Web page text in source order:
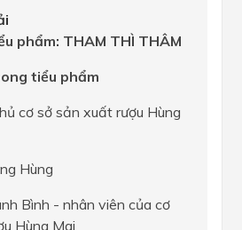
phẩm: THAM THÌ THÂM
tiểu phẩm
cơ sở sản xuất rượu Hùng
Hùng
Bình - nhân viên của cơ
Hùng Mai